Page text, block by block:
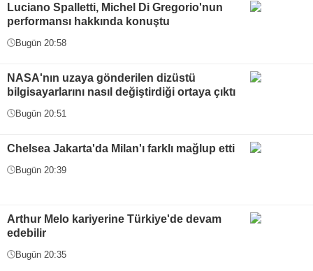
Luciano Spalletti, Michel Di Gregorio'nun
performansı hakkında konuştu
Bugün 20:58
NASA'nın uzaya gönderilen dizüstü
bilgisayarlarını nasıl değiştirdiği ortaya çıktı
Bugün 20:51
Chelsea Jakarta'da Milan'ı farklı mağlup etti
Bugün 20:39
Arthur Melo kariyerine Türkiye'de devam
edebilir
Bugün 20:35